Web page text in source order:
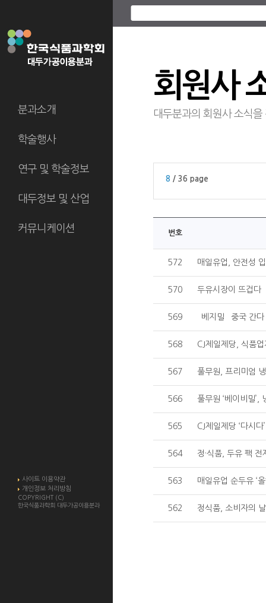
분과소개
학술행사
연구 및 학술정보
대두정보 및 산업
커뮤니케이션
사이트 이용약관
개인정보 처리방침
COPYRIGHT (C)
한국식품과학회 대두가공이용분과
회원사
대두분과의 회원사 소식을
8 / 36 page
번호
572 매일유업, 안전성
570 두유시장이 뜨겁다
569 `베지밀` 중국 간다
568 CJ제일제당, 식품업
567 풀무원, 프리미엄
566 풀무원 ‘베이비밀’,
565 CJ제일제당 ‘다시
564 정·식품, 두유 팩
563 매일유업 순두유 ‘
562 정식품, 소비자의